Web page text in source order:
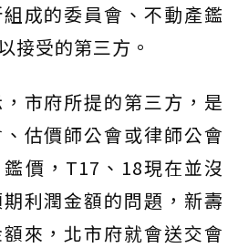
成的委員會、不動產鑑
接受的第三方。
市府所提的第三方，是
估價師公會或律師公會
價，T17、18現在並沒
利潤金額的問題，新壽
來，北市府就會送交會